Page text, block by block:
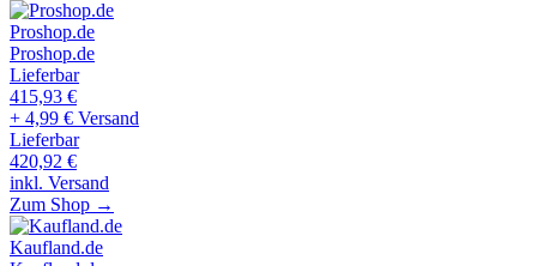
Proshop.de
Proshop.de
Lieferbar
415,93 €
+ 4,99 € Versand
Lieferbar
420,92 €
inkl. Versand
Zum Shop →
Kaufland.de